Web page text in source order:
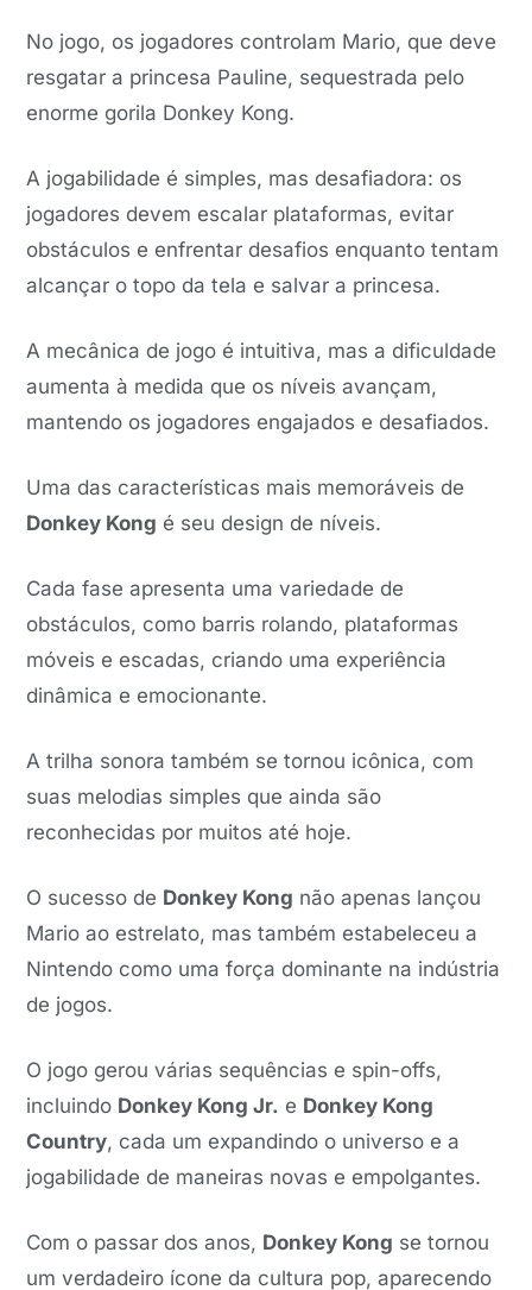
No jogo, os jogadores controlam Mario, que deve
resgatar a princesa Pauline, sequestrada pelo
enorme gorila Donkey Kong.
A jogabilidade é simples, mas desafiadora: os
jogadores devem escalar plataformas, evitar
obstáculos e enfrentar desafios enquanto tentam
alcançar o topo da tela e salvar a princesa.
A mecânica de jogo é intuitiva, mas a dificuldade
aumenta à medida que os níveis avançam,
mantendo os jogadores engajados e desafiados.
Uma das características mais memoráveis de
Donkey Kong é seu design de níveis.
Cada fase apresenta uma variedade de
obstáculos, como barris rolando, plataformas
móveis e escadas, criando uma experiência
dinâmica e emocionante.
A trilha sonora também se tornou icônica, com
suas melodias simples que ainda são
reconhecidas por muitos até hoje.
O sucesso de Donkey Kong não apenas lançou
Mario ao estrelato, mas também estabeleceu a
Nintendo como uma força dominante na indústria
de jogos.
O jogo gerou várias sequências e spin-offs,
incluindo Donkey Kong Jr. e Donkey Kong
Country, cada um expandindo o universo e a
jogabilidade de maneiras novas e empolgantes.
Com o passar dos anos, Donkey Kong se tornou
um verdadeiro ícone da cultura pop, aparecendo